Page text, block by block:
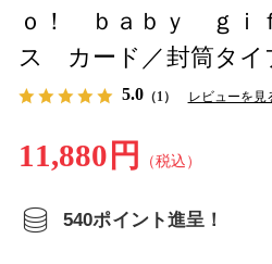
ｏ！ ｂａｂｙ ｇｉ
ス カード／封筒タイ
5.0 （1） レビューを見
11,880円 （税込）
540ポイント進呈！